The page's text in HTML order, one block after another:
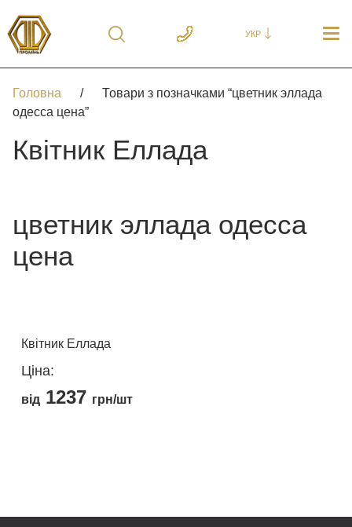
УКР
Головна / Товари з позначками “цветник эллада
одесса цена”
Квітник Еллада
цветник эллада одесса
цена
Квітник Еллада
Ціна:
від 1237 грн/шт